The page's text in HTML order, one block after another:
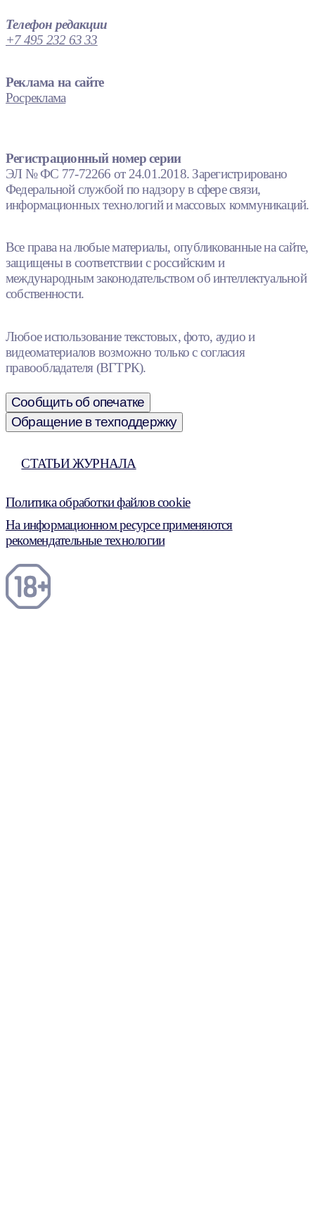
Телефон редакции
+7 495 232 63 33
Реклама на сайте
Росреклама
Регистрационный номер серии
ЭЛ № ФС 77-72266 от 24.01.2018. Зарегистрировано
Федеральной службой по надзору в сфере связи,
информационных технологий и массовых коммуникаций.
Все права на любые материалы, опубликованные на сайте,
защищены в соответствии с российским и
международным законодательством об интеллектуальной
собственности.
Любое использование текстовых, фото, аудио и
видеоматериалов возможно только с согласия
правообладателя (ВГТРК).
Сообщить об опечатке
Обращение в техподдержку
СТАТЬИ ЖУРНАЛА
Политика обработки файлов cookie
На информационном ресурсе применяются
рекомендательные технологии